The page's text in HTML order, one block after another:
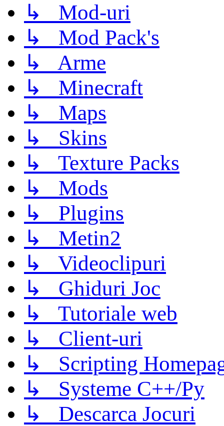
↳ Mod-uri
↳ Mod Pack's
↳ Arme
↳ Minecraft
↳ Maps
↳ Skins
↳ Texture Packs
↳ Mods
↳ Plugins
↳ Metin2
↳ Videoclipuri
↳ Ghiduri Joc
↳ Tutoriale web
↳ Client-uri
↳ Scripting
↳ Systeme C++/Py
↳ Descarca Jocuri